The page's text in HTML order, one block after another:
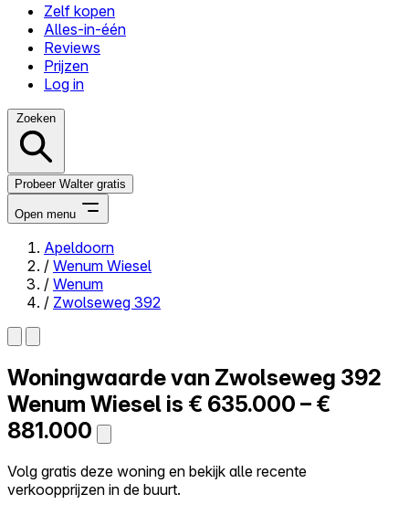
Zelf kopen
Alles-in-één
Reviews
Prijzen
Log in
Zoeken
Probeer Walter gratis
Open menu
Close menu
Zelf kopen
Alles-in-één
Reviews
Prijzen
Log in
Probeer Walter gratis
Apeldoorn
/ Wenum Wiesel
/ Wenum
/ Zwolseweg 392
Woningwaarde van Zwolseweg 392
Wenum Wiesel is € 635.000 – €
881.000
Volg gratis deze woning en bekijk alle recente
verkoopprijzen in de buurt.